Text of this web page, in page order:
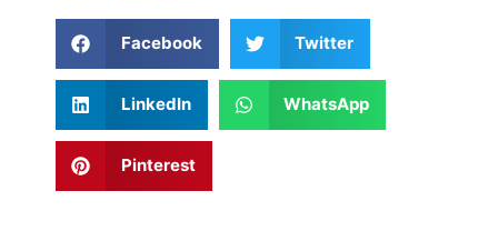
Facebook Twitter
LinkedIn WhatsApp
Pinterest